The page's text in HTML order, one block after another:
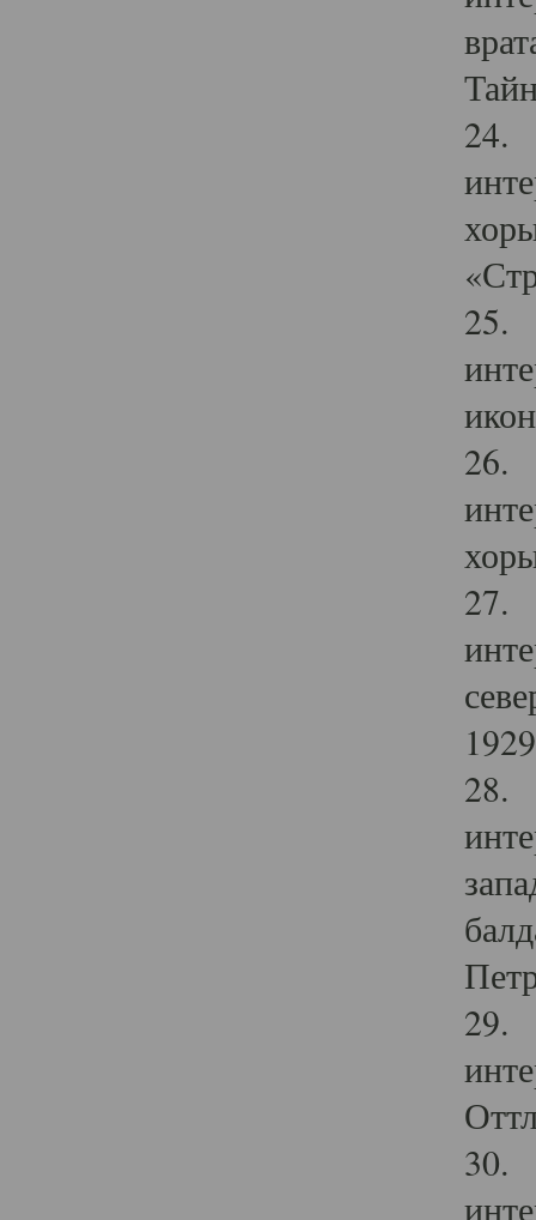
24.
25.
26.
27.
28.
29.
30.